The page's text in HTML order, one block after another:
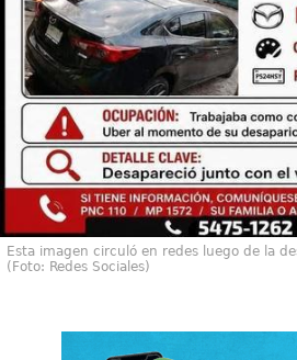
Esta imagen circuló en redes luego de la
(Foto: Redes Sociales)